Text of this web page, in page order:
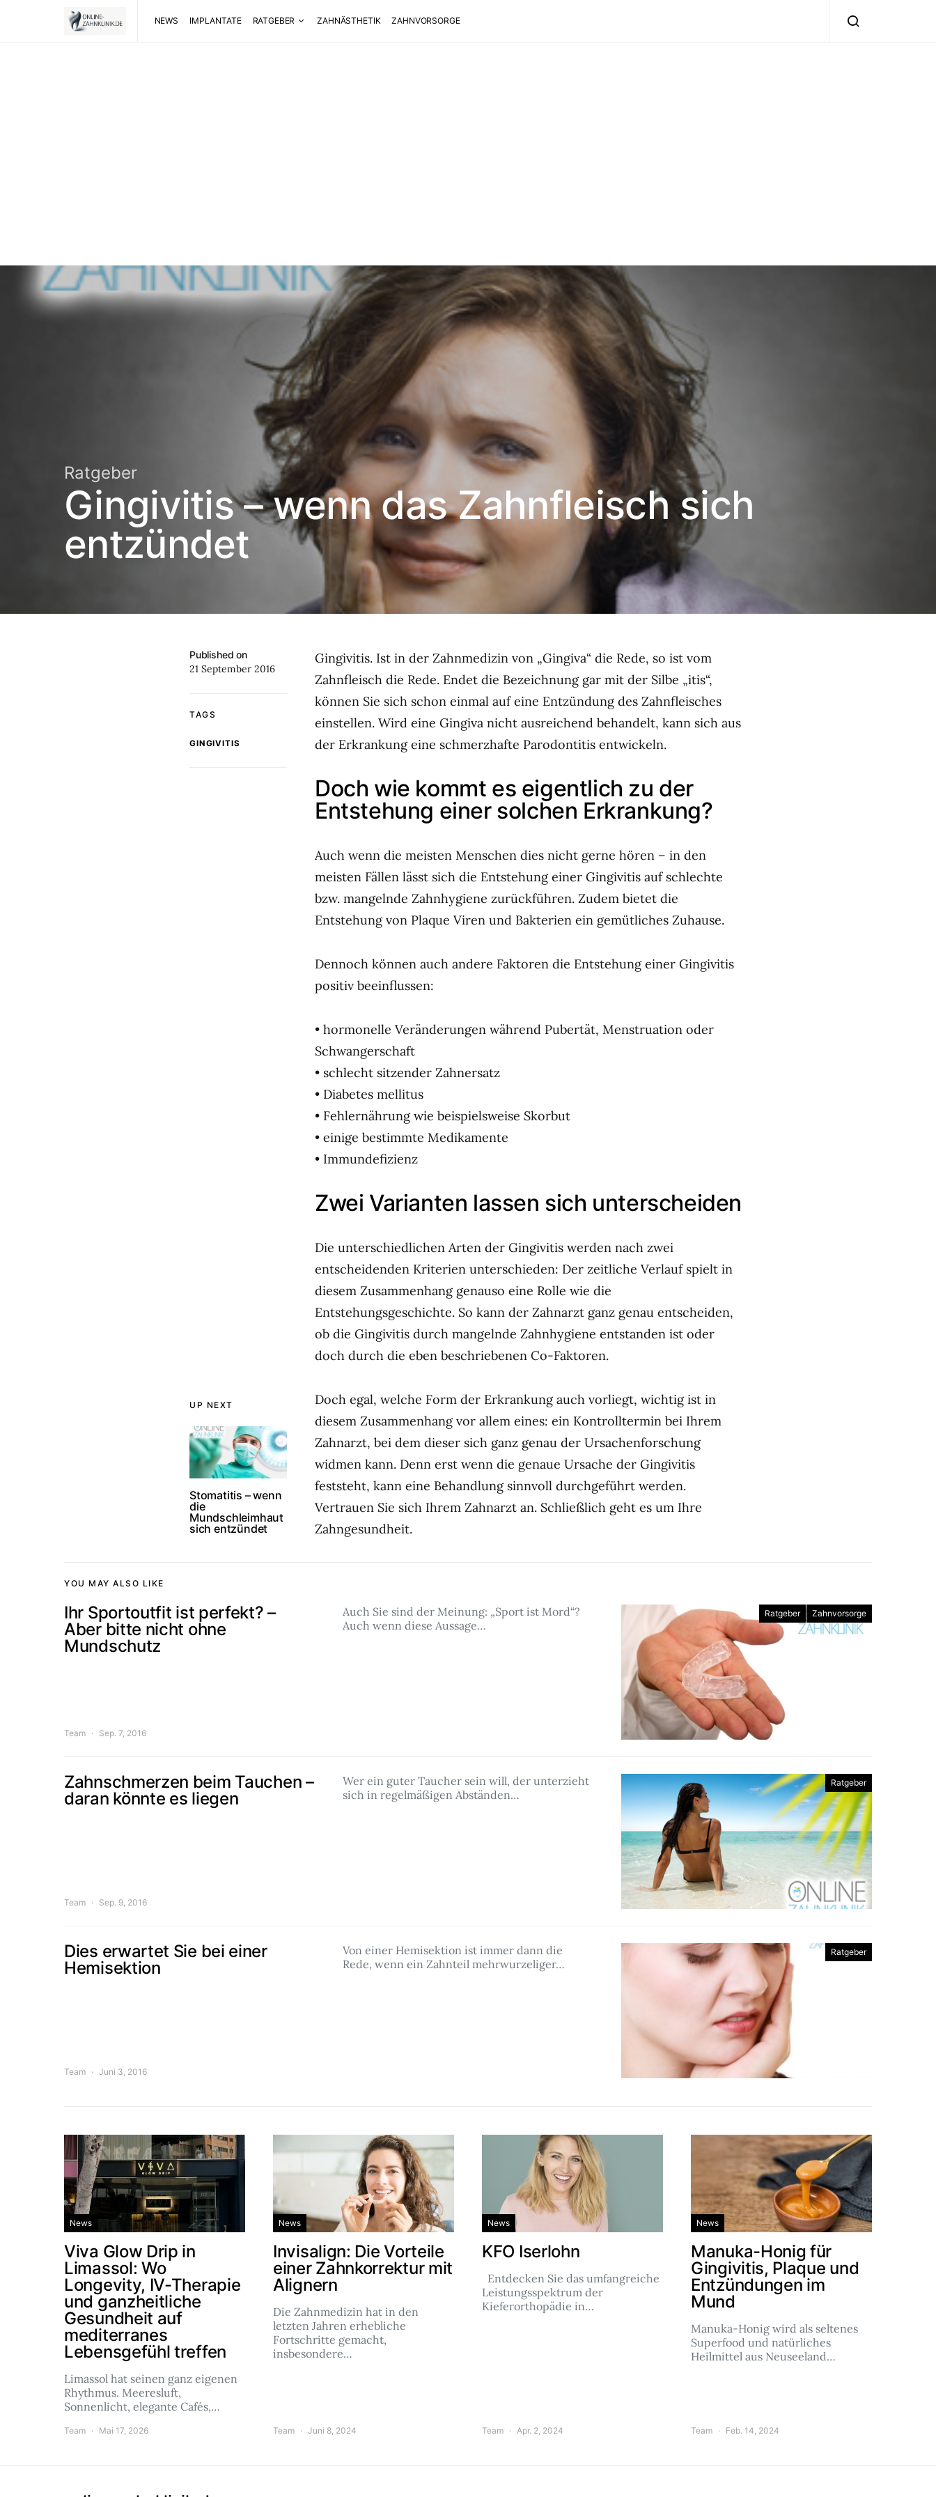
NEWS IMPLANTATE RATGEBER ZAHNÄSTHETIK ZAHNVORSORGE
Ratgeber
Gingivitis – wenn das Zahnfleisch sich
entzündet
UP NEXT
Stomatitis – wenn
die
Mundschleimhaut
sich entzündet
Published on
21 September 2016
TAGS
GINGIVITIS
Gingivitis. Ist in der Zahnmedizin von „Gingiva“ die Rede, so ist vom
Zahnfleisch die Rede. Endet die Bezeichnung gar mit der Silbe „itis“,
können Sie sich schon einmal auf eine Entzündung des Zahnfleisches
einstellen. Wird eine Gingiva nicht ausreichend behandelt, kann sich aus
der Erkrankung eine schmerzhafte Parodontitis entwickeln.
Doch wie kommt es eigentlich zu der
Entstehung einer solchen Erkrankung?
Auch wenn die meisten Menschen dies nicht gerne hören – in den
meisten Fällen lässt sich die Entstehung einer Gingivitis auf schlechte
bzw. mangelnde Zahnhygiene zurückführen. Zudem bietet die
Entstehung von Plaque Viren und Bakterien ein gemütliches Zuhause.
Dennoch können auch andere Faktoren die Entstehung einer Gingivitis
positiv beeinflussen:
• hormonelle Veränderungen während Pubertät, Menstruation oder
Schwangerschaft
• schlecht sitzender Zahnersatz
• Diabetes mellitus
• Fehlernährung wie beispielsweise Skorbut
• einige bestimmte Medikamente
• Immundefizienz
Zwei Varianten lassen sich unterscheiden
Die unterschiedlichen Arten der Gingivitis werden nach zwei
entscheidenden Kriterien unterschieden: Der zeitliche Verlauf spielt in
diesem Zusammenhang genauso eine Rolle wie die
Entstehungsgeschichte. So kann der Zahnarzt ganz genau entscheiden,
ob die Gingivitis durch mangelnde Zahnhygiene entstanden ist oder
doch durch die eben beschriebenen Co-Faktoren.
Doch egal, welche Form der Erkrankung auch vorliegt, wichtig ist in
diesem Zusammenhang vor allem eines: ein Kontrolltermin bei Ihrem
Zahnarzt, bei dem dieser sich ganz genau der Ursachenforschung
widmen kann. Denn erst wenn die genaue Ursache der Gingivitis
feststeht, kann eine Behandlung sinnvoll durchgeführt werden.
Vertrauen Sie sich Ihrem Zahnarzt an. Schließlich geht es um Ihre
Zahngesundheit.
YOU MAY ALSO LIKE
Ratgeber Zahnvorsorge
Ihr Sportoutfit ist perfekt? –
Aber bitte nicht ohne
Mundschutz
Auch Sie sind der Meinung: „Sport ist Mord“?
Auch wenn diese Aussage…
Team Sep. 7, 2016
Ratgeber
Zahnschmerzen beim Tauchen –
daran könnte es liegen
Wer ein guter Taucher sein will, der unterzieht
sich in regelmäßigen Abständen…
Team Sep. 9, 2016
Ratgeber
Dies erwartet Sie bei einer
Hemisektion
Von einer Hemisektion ist immer dann die
Rede, wenn ein Zahnteil mehrwurzeliger…
Team Juni 3, 2016
News
Viva Glow Drip in
Limassol: Wo
Longevity, IV-Therapie
und ganzheitliche
Gesundheit auf
mediterranes
Lebensgefühl treffen
Limassol hat seinen ganz eigenen
Rhythmus. Meeresluft,
Sonnenlicht, elegante Cafés,…
Team Mai 17, 2026
News
Invisalign: Die Vorteile
einer Zahnkorrektur mit
Alignern
Die Zahnmedizin hat in den
letzten Jahren erhebliche
Fortschritte gemacht,
insbesondere…
Team Juni 8, 2024
News
KFO Iserlohn
Entdecken Sie das umfangreiche
Leistungsspektrum der
Kieferorthopädie in…
Team Apr. 2, 2024
News
Manuka-Honig für
Gingivitis, Plaque und
Entzündungen im
Mund
Manuka-Honig wird als seltenes
Superfood und natürliches
Heilmittel aus Neuseeland…
Team Feb. 14, 2024